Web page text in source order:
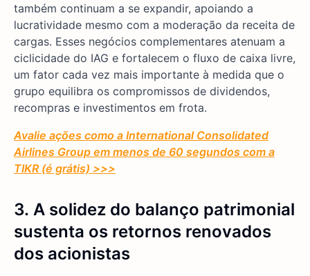
também continuam a se expandir, apoiando a
lucratividade mesmo com a moderação da receita de
cargas. Esses negócios complementares atenuam a
ciclicidade do IAG e fortalecem o fluxo de caixa livre,
um fator cada vez mais importante à medida que o
grupo equilibra os compromissos de dividendos,
recompras e investimentos em frota.
Avalie ações como a International Consolidated
Airlines Group em menos de 60 segundos com a
TIKR (é grátis) >>>
3. A solidez do balanço patrimonial
sustenta os retornos renovados
dos acionistas